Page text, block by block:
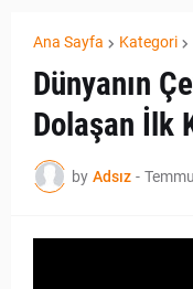
Ana Sayfa Kategori
Dünyanın
Dolaşan İlk
by Adsız -